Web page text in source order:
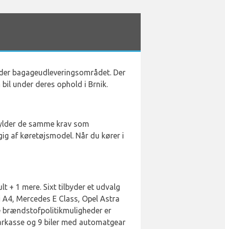
bagageudleveringsområdet. Der
under deres ophold i Brnik.
de samme krav som
af køretøjsmodel. Når du kører i
+ 1 mere. Sixt tilbyder et udvalg
Mercedes E Class, Opel Astra
brændstofpolitikmuligheder er
og 9 biler med automatgear